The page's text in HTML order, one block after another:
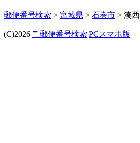
郵便番号検索 > 宮城県 > 石巻市 > 湊西
(C)2026 〒郵便番号検索|PCスマホ版